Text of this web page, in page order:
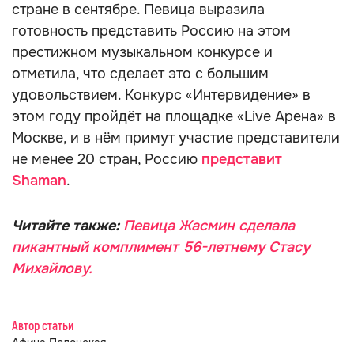
стране в сентябре. Певица выразила
готовность представить Россию на этом
престижном музыкальном конкурсе и
отметила, что сделает это с большим
удовольствием. Конкурс «Интервидение» в
этом году пройдёт на площадке «Live Арена» в
Москве, и в нём примут участие представители
не менее 20 стран, Россию представит
Shaman.
Читайте также: Певица Жасмин сделала
пикантный комплимент 56-летнему Стасу
Михайлову.
Автор статьи